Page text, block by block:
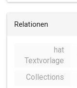
Relationen
hat
Textvorlage
Collections